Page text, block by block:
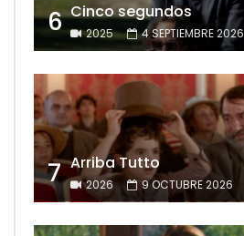
6 Cinco segundos
2025 4 SEPTIEMBRE 2026
7 Arriba Tutto
2026 9 OCTUBRE 2026